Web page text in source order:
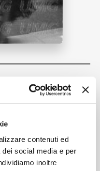
contenuti ed
social media e per
inoltre
Remix)
03:44